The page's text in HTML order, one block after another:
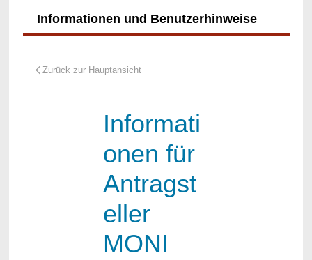
Informationen und Benutzerhinweise
Informati
onen für
Antragst
eller
MONI